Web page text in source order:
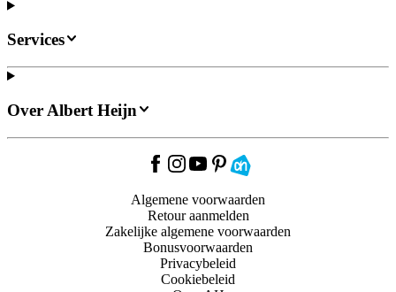
Services
Over Albert Heijn
Algemene voorwaarden
Retour aanmelden
Zakelijke algemene voorwaarden
Bonusvoorwaarden
Privacybeleid
Cookiebeleid